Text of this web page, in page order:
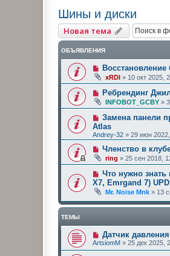
Шины и диски
Новая тема
ОБЪЯВЛЕНИЯ
xRDI » 10 окт 2025,
Ребрендинг
INFOBOT_GCBY »
Замена панели
Atlas
Andrey-32 » 29 июн
Членство в
ring » 25 сен 2018,
Что нужно знать
X7, Emrgand 7)
Mr. Noise Mnk » 13
ТЕМЫ
Датчик
ArtsiomM » 25 дек 2025,